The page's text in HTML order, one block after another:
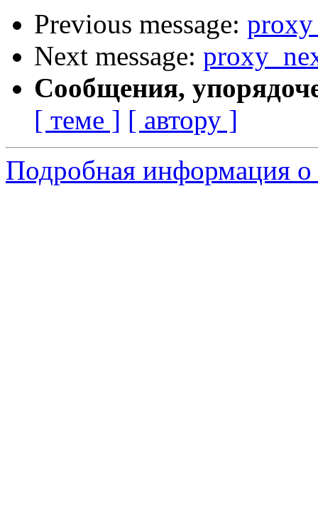
Previous message:
Next message:
Сообщения,
[ теме ] [ автору ]
Подробная информация